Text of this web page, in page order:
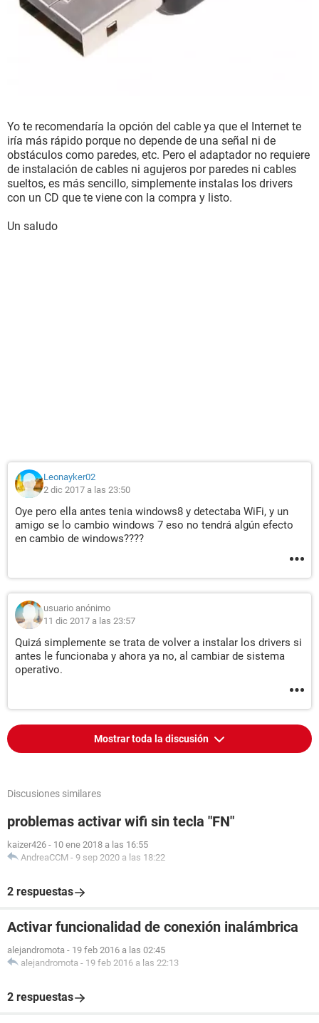
Yo te recomendaría la opción del cable ya que el Internet te
iría más rápido porque no depende de una señal ni de
obstáculos como paredes, etc. Pero el adaptador no requiere
de instalación de cables ni agujeros por paredes ni cables
sueltos, es más sencillo, simplemente instalas los drivers
con un CD que te viene con la compra y listo.
Un saludo
Leonayker02
2 dic 2017 a las 23:50
Oye pero ella antes tenia windows8 y detectaba WiFi, y un
amigo se lo cambio windows 7 eso no tendrá algún efecto
en cambio de windows????
usuario anónimo
11 dic 2017 a las 23:57
Quizá simplemente se trata de volver a instalar los drivers si
antes le funcionaba y ahora ya no, al cambiar de sistema
operativo.
Mostrar toda la discusión
Discusiones similares
problemas activar wifi sin tecla "FN"
kaizer426 - 10 ene 2018 a las 16:55
AndreaCCM - 9 sep 2020 a las 18:22
2 respuestas
Activar funcionalidad de conexión inalámbrica
alejandromota - 19 feb 2016 a las 02:45
alejandromota - 19 feb 2016 a las 22:13
2 respuestas